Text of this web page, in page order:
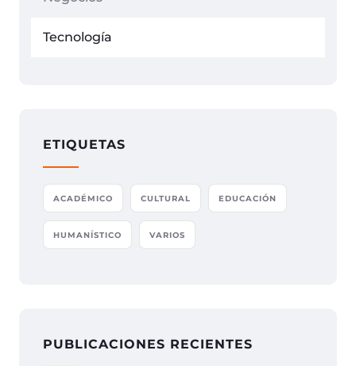
Tecnología
ETIQUETAS
ACADÉMICO CULTURAL EDUCACIÓN
HUMANÍSTICO VARIOS
PUBLICACIONES RECIENTES